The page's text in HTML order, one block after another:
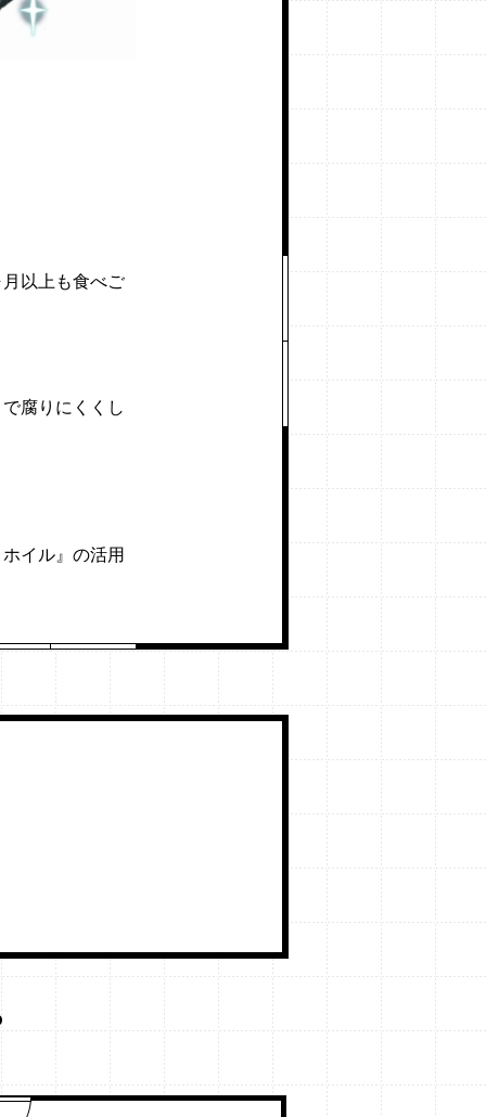
以上も食べご
腐りにくくし
イル』の活用